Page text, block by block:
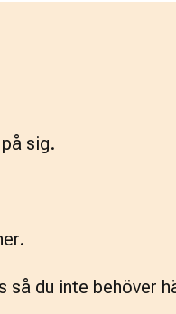
sig.
så du inte behöver